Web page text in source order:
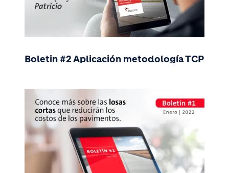
Boletin #2 Aplicación metodología TCP